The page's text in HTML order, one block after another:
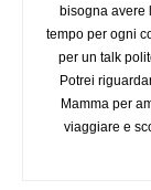
bisogna avere
tempo per ogni
per un talk
Potrei
Mamma per
viaggiare e